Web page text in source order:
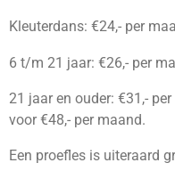
Kleuterdans: €24,- per
6 t/m 21 jaar: €26,- per
21 jaar en ouder: €31,-
voor €48,- per maand.
Een proefles is uiteraard